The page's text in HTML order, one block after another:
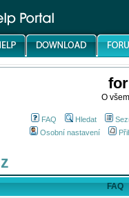
O
FAQ Hledat
Osobní nastavení
FAQ